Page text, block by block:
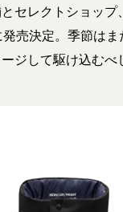
セレクトショップ
売決定。季節はま
ジして駆け込むべ